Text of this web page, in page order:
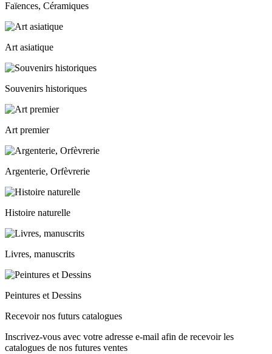
Faïences, Céramiques
Art asiatique
Souvenirs historiques
Art premier
Argenterie, Orfèvrerie
Histoire naturelle
Livres, manuscrits
Peintures et Dessins
Recevoir nos futurs catalogues
Inscrivez-vous avec votre adresse e-mail afin de recevoir les
catalogues de nos futures ventes